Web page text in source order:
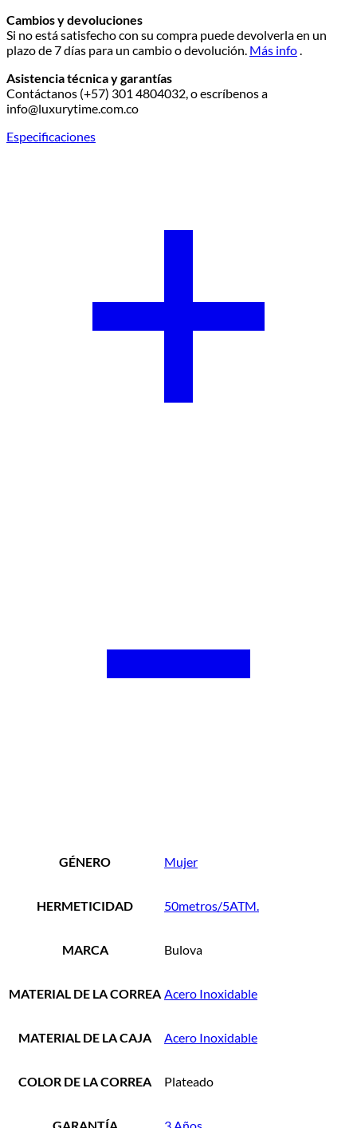
Cambios y devoluciones
Si no está satisfecho con su compra puede devolverla en un
plazo de 7 días para un cambio o devolución. Más info
Asistencia técnica y garantías
Contáctanos (+57) 301 4804032, o escríbenos a
info@luxurytime.com.co
Especificaciones
GÉNERO Mujer
HERMETICIDAD 50metros/5ATM.
MARCA Bulova
MATERIAL DE LA CORREA Acero Inoxidable
MATERIAL DE LA CAJA Acero Inoxidable
COLOR DE LA CORREA Plateado
GARANTÍA 3 Años